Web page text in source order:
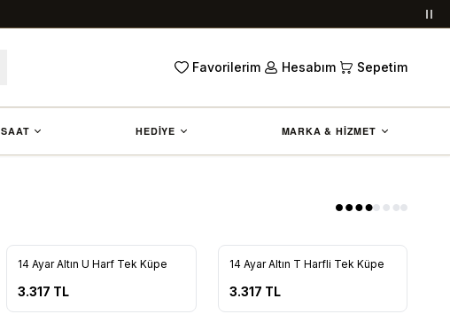
Favorilerim Hesabım Sepetim
SAAT HEDİYE MARKA & HİZMET
14 Ayar Altın U Harf Tek Küpe
3.317 TL
14 Ayar Altın T Harfli Tek Küpe
3.317 TL